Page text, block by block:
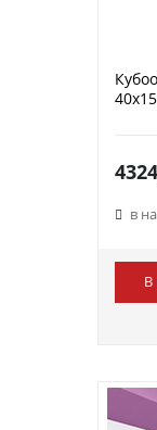
4324
в
В